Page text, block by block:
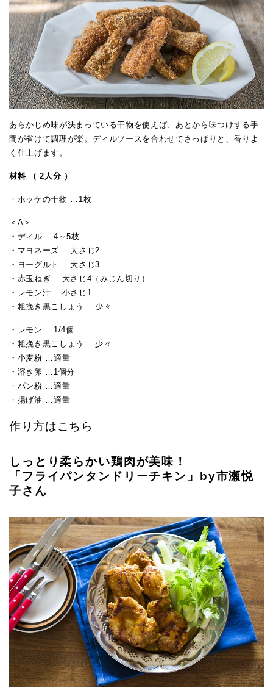
あらかじめ味が決まっている干物を使えば、あとから味つけする手
間が省けて調理が楽。ディルソースを合わせてさっぱりと、香りよ
く仕上げます。
材料 （ 2人分 ）
・ホッケの干物 …1枚
＜A＞
・ディル …4～5枝
・マヨネーズ …大さじ2
・ヨーグルト …大さじ3
・赤玉ねぎ …大さじ4（みじん切り）
・レモン汁 …小さじ1
・粗挽き黒こしょう …少々
・レモン …1/4個
・粗挽き黒こしょう …少々
・小麦粉 …適量
・溶き卵 …1個分
・パン粉 …適量
・揚げ油 …適量
作り方はこちら
しっとり柔らかい鶏肉が美味！
「フライパンタンドリーチキン」by市瀬悦
子さん